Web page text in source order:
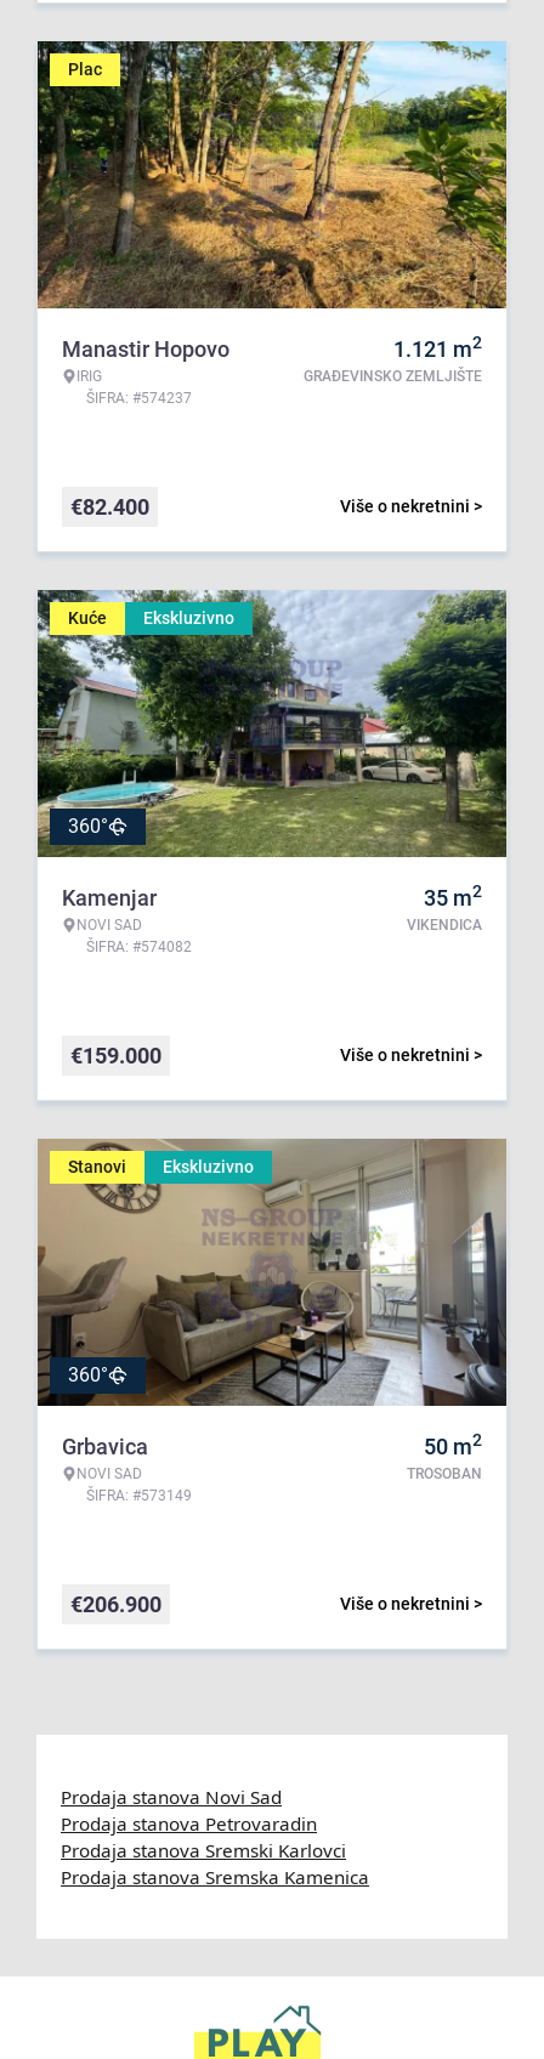
Plac
Manastir Hopovo
IRIG
ŠIFRA: #574237
1.121 m2
GRAĐEVINSKO ZEMLJIŠTE
Više o nekretnini >
€82.400
Kuće Ekskluzivno
360°
Kamenjar
NOVI SAD
ŠIFRA: #574082
35 m2
VIKENDICA
Više o nekretnini >
€159.000
Stanovi Ekskluzivno
360°
Grbavica
NOVI SAD
ŠIFRA: #573149
50 m2
TROSOBAN
Više o nekretnini >
€206.900
Prodaja stanova Novi Sad
Prodaja stanova Petrovaradin
Prodaja stanova Sremski Karlovci
Prodaja stanova Sremska Kamenica